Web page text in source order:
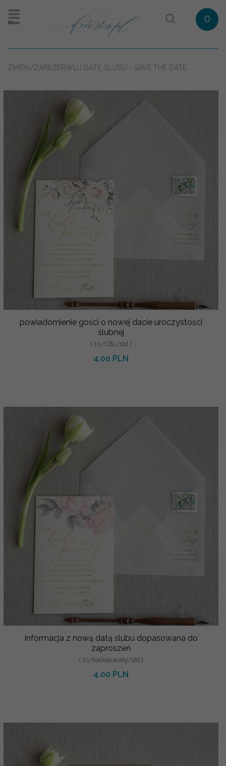
Menu 0
ZMIEŃ/ZAREZERWUJ DATĘ ŚLUBU - SAVE THE DATE
powiadomienie gości o nowej dacie uroczystości
ślubnej
( 10/CBL/std )
4.00 PLN
informacja z nową datą ślubu dopasowana do
zaproszeń
( 01/kalkakwiaty/std )
4.00 PLN